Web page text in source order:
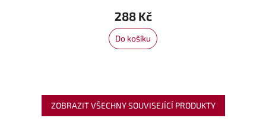
288 Kč
Do košíku
ZOBRAZIT VŠECHNY SOUVISEJÍCÍ PRODUKTY